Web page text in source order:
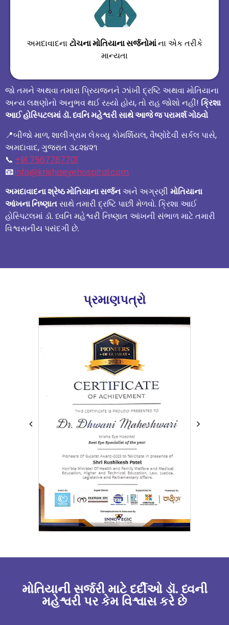
અમદાવાદનાટોચના મોતિયાના સર્જનોમાંના એક તરીકે
માન્યતા
જો તમને અથવા તમારા પ્રિયજનને ઝાંખી દ્રષ્ટિ અથવા મોતિયાના
અન્ય લક્ષણોનો અનુભવ થઈ રહ્યો હોય, તો રાહ જોશો નહીં! ક્રિશા
આઈ હોસ્પિટલમાં ડૉ. ધ્વનિ મહેશ્વરી સાથે આજે જ પરામર્શ ગોઠવો
📍બીજો માળ, શાલીગ્રામ લેકવ્યુ કોમર્શિયલ, વૈષ્ણોદેવી સર્કલ પાસે,
અમદાવાદ, ગુજરાત ૩૮૨૪૨૧
📞 +91 7567767701
📧info@krishaeyehospital.com
અમદાવાદના શ્રેષ્ઠ મોતિયાના સર્જન અને અગ્રણી મોતિયાના
આંખના નિષ્ણાતસાથે તમારી દ્રષ્ટિ પાછી મેળવો. ક્રિશા આઈ
હોસ્પિટલમાં ડૉ. ધ્વનિ મહેશ્વરી નિષ્ણાત આંખની સંભાળ માટે તમારી
વિશ્વસનીય પસંદગી છે.
પ્રમાણપત્રો
મોતિયાની સર્જરી માટે દર્દીઓ ડૉ. ધ્વની
મહેશ્વરી પર કેમ વિશ્વાસ કરે છે